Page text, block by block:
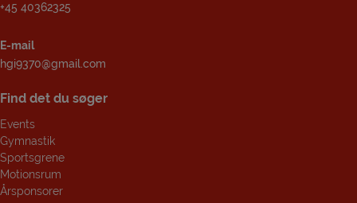
+45 40362325
E-mail
hgi9370@gmail.com
Find det du søger
Events
Gymnastik
Sportsgrene
Motionsrum
Årsponsorer